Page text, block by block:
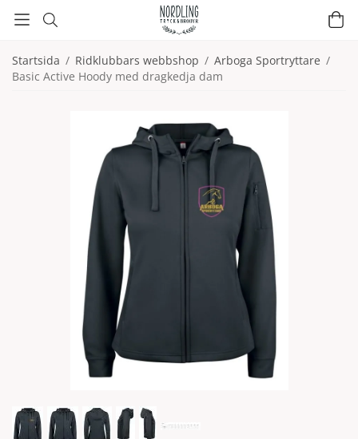
Startsida / Ridklubbars webbshop / Arboga Sportryttare /
Basic Active Hoody med dragkedja dam